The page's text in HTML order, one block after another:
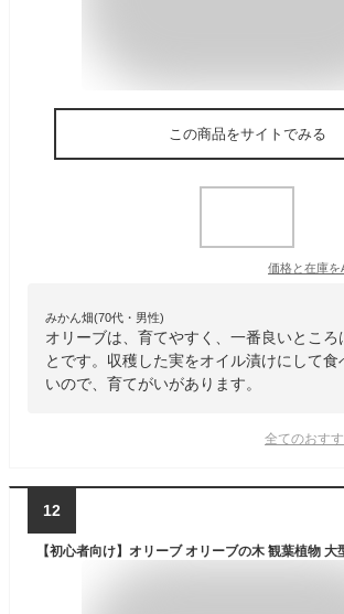
この商品をサイトでみる
価格と在庫を
みかん畑(70代・男性)
オリーブは、育てやすく、一番良いところ
とです。収穫した実をオイル漬けにして食
いので、育てがいがあります。
全てのおす
12